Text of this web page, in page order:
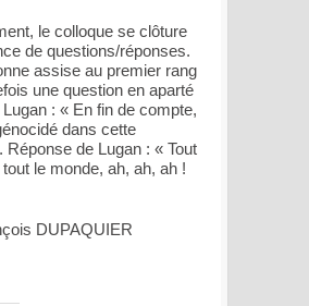
le colloque se clôture
de questions/réponses.
assise au premier rang
une question en aparté
: « En fin de compte,
dans cette
Réponse de Lugan : « Tout
le monde, ah, ah, ah !
DUPAQUIER